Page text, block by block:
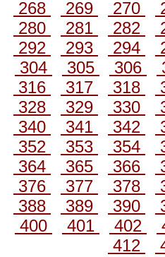
268
269 270
280
281 282
292
293 294
304
305 306
316
317 318
328
329 330
340
341 342
352
353 354
364
365 366
376
377 378
388
389 390
400
401 402
412